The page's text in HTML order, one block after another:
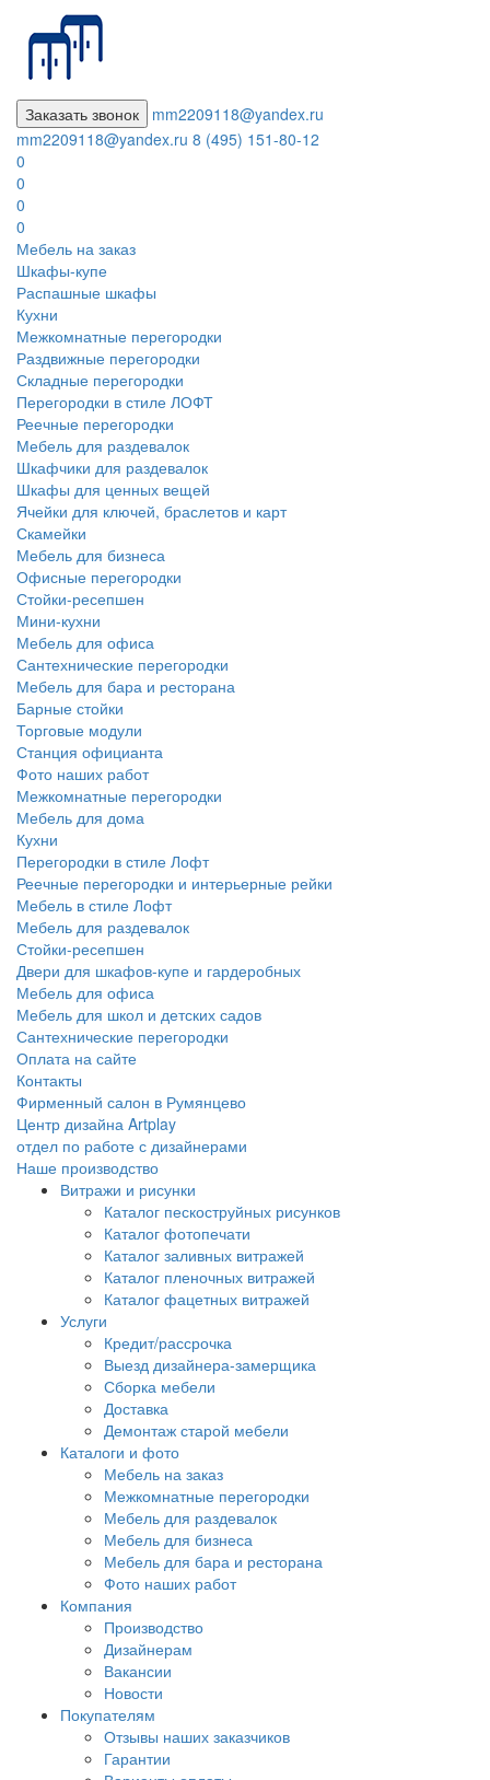
Заказать звонок
mm2209118@yandex.ru
mm2209118@yandex.ru 8 (495) 151-80-12
0
0
0
0
Мебель на заказ
Шкафы-купе
Распашные шкафы
Кухни
Межкомнатные перегородки
Раздвижные перегородки
Складные перегородки
Перегородки в стиле ЛОФТ
Реечные перегородки
Мебель для раздевалок
Шкафчики для раздевалок
Шкафы для ценных вещей
Ячейки для ключей, браслетов и карт
Скамейки
Мебель для бизнеса
Офисные перегородки
Стойки-ресепшен
Мини-кухни
Мебель для офиса
Сантехнические перегородки
Мебель для бара и ресторана
Барные стойки
Торговые модули
Станция официанта
Фото наших работ
Межкомнатные перегородки
Мебель для дома
Кухни
Перегородки в стиле Лофт
Реечные перегородки и интерьерные рейки
Мебель в стиле Лофт
Мебель для раздевалок
Стойки-ресепшен
Двери для шкафов-купе и гардеробных
Мебель для офиса
Мебель для школ и детских садов
Сантехнические перегородки
Оплата на сайте
Контакты
Фирменный салон в Румянцево
Центр дизайна Artplay
отдел по работе с дизайнерами
Наше производство
Витражи и рисунки
Каталог пескоструйных рисунков
Каталог фотопечати
Каталог заливных витражей
Каталог пленочных витражей
Каталог фацетных витражей
Услуги
Кредит/рассрочка
Выезд дизайнера-замерщика
Сборка мебели
Доставка
Демонтаж старой мебели
Каталоги и фото
Мебель на заказ
Межкомнатные перегородки
Мебель для раздевалок
Мебель для бизнеса
Мебель для бара и ресторана
Фото наших работ
Компания
Производство
Дизайнерам
Вакансии
Новости
Покупателям
Отзывы наших заказчиков
Гарантии